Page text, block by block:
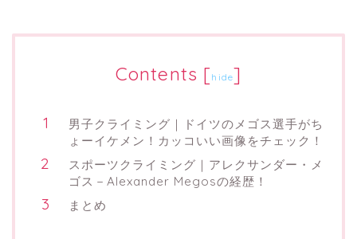
Contents [hide]
男子クライミング｜ドイツのメゴス選手がち
ょーイケメン！カッコいい画像をチェック！
スポーツクライミング｜アレクサンダー・メ
ゴス－Alexander Megosの経歴！
まとめ